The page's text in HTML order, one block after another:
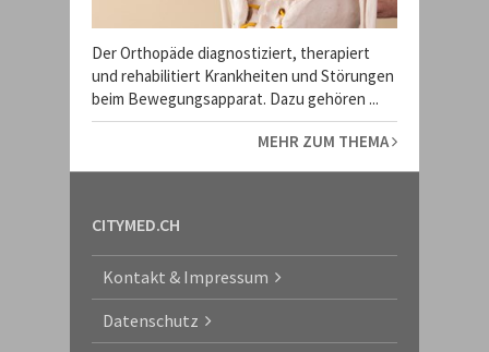
Der Orthopäde diagnostiziert, therapiert
und rehabilitiert Krankheiten und Störungen
beim Bewegungsapparat. Dazu gehören ...
MEHR ZUM THEMA
CITYMED.CH
Kontakt & Impressum
Datenschutz